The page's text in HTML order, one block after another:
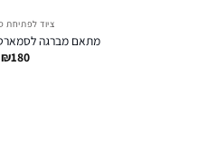
ציוד לפתיחת
מתאם מברגה לסמארט
₪180